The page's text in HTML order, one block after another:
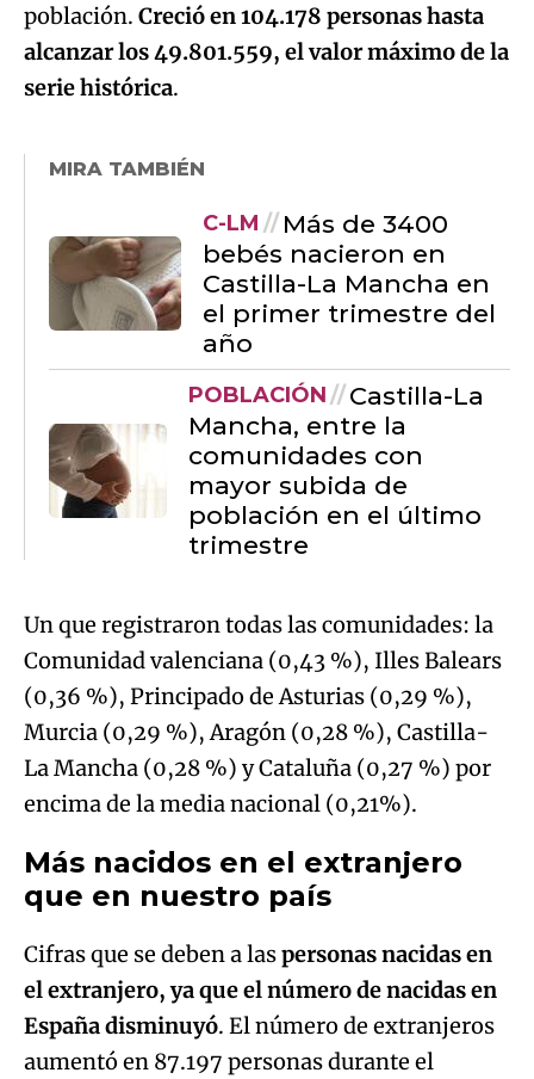
MIRA TAMBIÉN
Castilla-La Mancha en
año
POBLACIÓN
Castilla-La
Mancha, entre la
comunidades con
mayor subida de
población en el último
trimestre
Un que registraron todas las comunidades: la
Comunidad valenciana (0,43 %), Illes Balears
Murcia (0,29 %), Aragón (0,28 %), Castilla-
La Mancha (0,28 %) y Cataluña (0,27 %) por
encima de la media nacional (0,21%).
Más nacidos en el extranjero
que en nuestro país
el extranjero, ya que el número de nacidas en
España disminuyó. El número de extranjeros
aumentó en 87.197 personas durante el
trimestre, hasta alcanzar los 7.437.543. La
población de nacionalidad española creció en
16.981.